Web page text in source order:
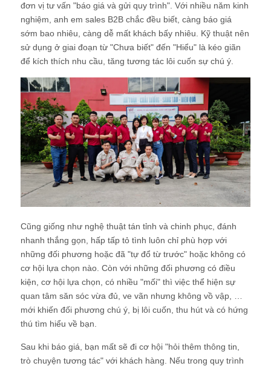
đơn vị tư vấn "báo giá và gửi quy trình". Với nhiều năm kinh
nghiệm, anh em sales B2B chắc đều biết, càng báo giá
sớm bao nhiêu, càng dễ mất khách bấy nhiêu. Kỹ thuật nên
sử dụng ở giai đoạn từ "Chưa biết" đến "Hiểu" là kéo giãn
để kích thích nhu cầu, tăng tương tác lôi cuốn sự chú ý.
Cũng giống như nghệ thuật tán tỉnh và chinh phục, đánh
nhanh thắng gọn, hấp tấp tỏ tình luôn chỉ phù hợp với
những đối phương hoặc đã "tự đổ từ trước" hoặc không có
cơ hội lựa chọn nào. Còn với những đối phương có điều
kiện, cơ hội lựa chọn, có nhiều "mối" thì việc thể hiện sự
quan tâm săn sóc vừa đủ, ve vãn nhưng không vồ vập, …
mới khiến đối phương chú ý, bị lôi cuốn, thu hút và có hứng
thú tìm hiểu về bạn.
Sau khi báo giá, bạn mất sẽ đi cơ hội "hỏi thêm thông tin,
trò chuyện tương tác" với khách hàng. Nếu trong quy trình